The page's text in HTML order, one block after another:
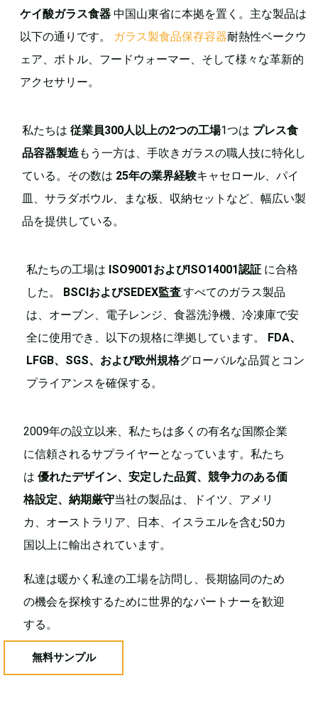
ケイ酸ガラス食器 中国山東省に本拠を置く。主な製品は
以下の通りです。
ガラス製食品保存容器耐熱性ベークウ
ェア、ボトル、フードウォーマー、そして様々な革新的
アクセサリー。
私たちは 従業員300人以上の2つの工場1つは プレス食
品容器製造もう一方は、手吹きガラスの職人技に特化し
ている。その数は 25年の業界経験キャセロール、パイ
皿、サラダボウル、まな板、収納セットなど、幅広い製
品を提供している。
私たちの工場は ISO9001およびISO14001認証 に合格
した。 BSCIおよびSEDEX監査.すべてのガラス製品
は、オーブン、電子レンジ、食器洗浄機、冷凍庫で安
全に使用でき、以下の規格に準拠しています。 FDA、
LFGB、SGS、および欧州規格グローバルな品質とコン
プライアンスを確保する。
2009年の設立以来、私たちは多くの有名な国際企業
に信頼されるサプライヤーとなっています。私たち
は 優れたデザイン、安定した品質、競争力のある価
格設定、納期厳守当社の製品は、ドイツ、アメリ
カ、オーストラリア、日本、イスラエルを含む50カ
国以上に輸出されています。
私達は暖かく私達の工場を訪問し、長期協同のため
の機会を探検するために世界的なパートナーを歓迎
する。
無料サンプル